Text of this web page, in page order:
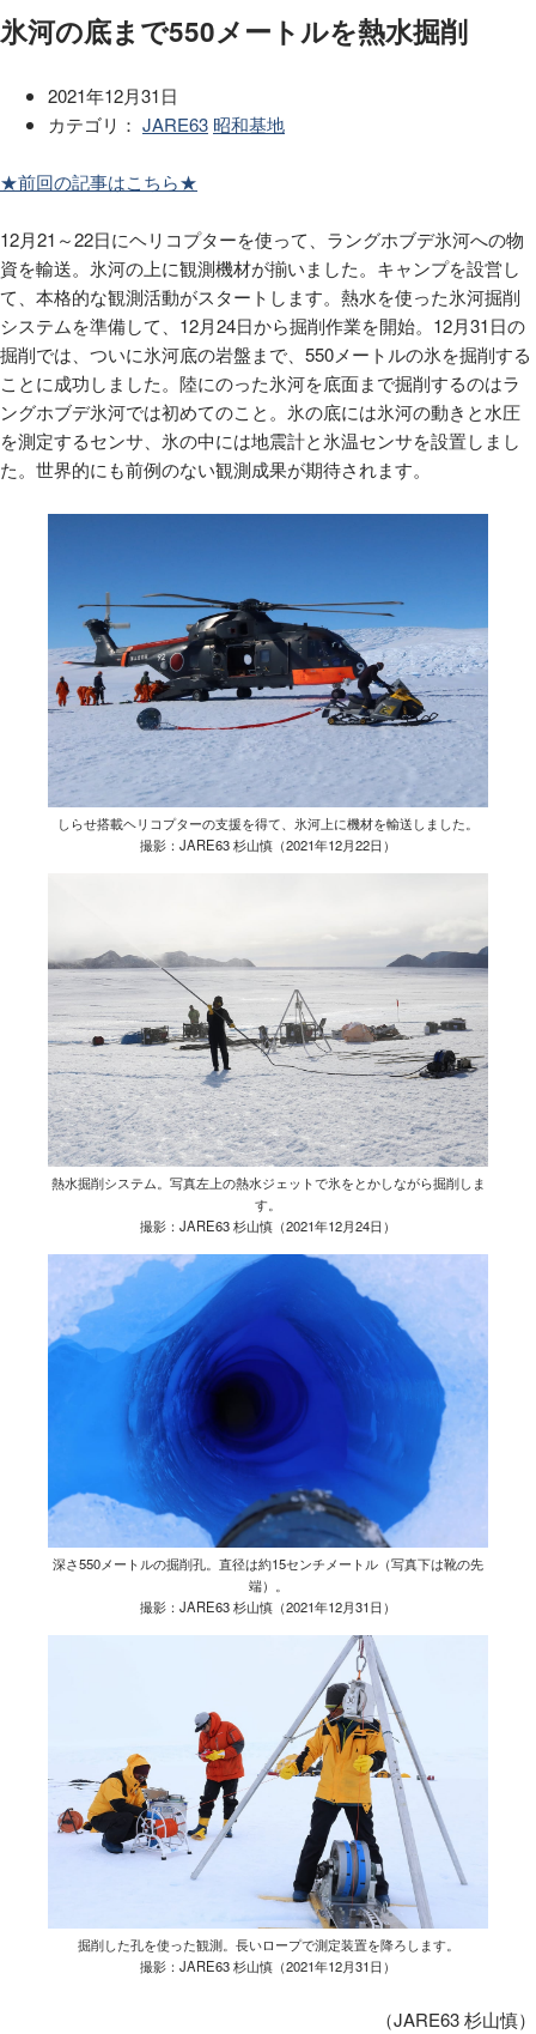
氷河の底まで550メートルを熱水掘削
2021年12月31日
カテゴリ： JARE63 昭和基地
★前回の記事はこちら★
12月21 ～22日にヘリコプターを使って、ラングホブデ氷河への物
資を輸送。氷河の上に観測機材が揃いました。キャンプを設営し
て、本格的な観測活動がスタートします。熱水を使った氷河掘削
システムを準備して、 12月24日から掘削作業を開始。 12月31日の
掘削では、ついに氷河底の岩盤まで、 550メートルの氷を掘削する
ことに成功しました。陸にのった氷河を底面まで掘削するのはラ
ングホブデ氷河では初めてのこと。氷の底には氷河の動きと水圧
を測定するセンサ、氷の中には地震計と氷温センサを設置しまし
た。世界的にも前例のない観測成果が期待されます。
しらせ搭載ヘリコプターの支援を得て、氷河上に機材を輸送しました。
撮影：JARE63 杉山慎（2021年12月22日）
熱水掘削システム。写真左上の熱水ジェットで氷をとかしながら掘削しま
す。
撮影：JARE63 杉山慎（2021年12月24日）
深さ550メートルの掘削孔。直径は約15センチメートル（写真下は靴の先
端）。
撮影：JARE63 杉山慎（2021年12月31日）
掘削した孔を使った観測。長いロープで測定装置を降ろします。
撮影：JARE63 杉山慎（2021年12月31日）
（JARE63 杉山慎）